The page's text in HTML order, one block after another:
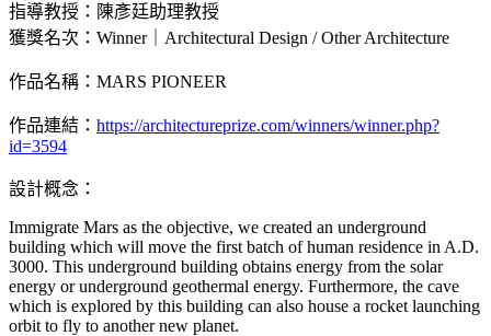
指導教授：陳彥廷助理教授
獲獎名次：Winner｜Architectural Design / Other Architecture
作品名稱：MARS PIONEER
作品連結： https://architectureprize.com/winners/winner.php?
id=3594
設計概念：
Immigrate Mars as the objective, we created an underground
building which will move the first batch of human residence in A.D.
3000. This underground building obtains energy from the solar
energy or underground geothermal energy. Furthermore, the cave
which is explored by this building can also house a rocket launching
orbit to fly to another new planet.